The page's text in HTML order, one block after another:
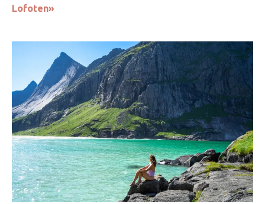
Lofoten»